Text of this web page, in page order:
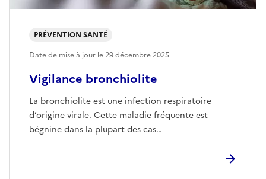
Vigilance bronchiolite
La bronchiolite est une infection respiratoire
d’origine virale. Cette maladie fréquente est
bégnine dans la plupart des cas…
PRÉVENTION SANTÉ
Date de mise à jour le29 décembre 2025